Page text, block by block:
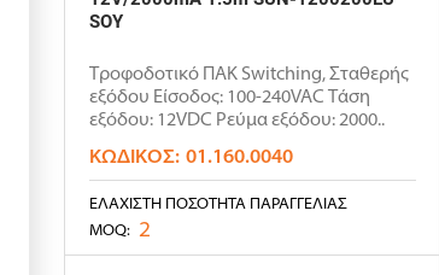
SOY
Τροφοδοτικό ΠΑΚ Switching, Σταθερής
εξόδου Είσοδος: 100-240VAC Τάση
εξόδου: 12VDC Ρεύμα εξόδου: 2000..
ΚΩΔΙΚΌΣ: 01.160.0040
ΕΛΆΧΙΣΤΗ ΠΟΣΌΤΗΤΑ ΠΑΡΑΓΓΕΛΊΑΣ
MOQ: 2